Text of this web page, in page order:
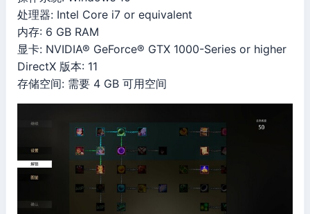
处理器: Intel Core i7 or equivalent
内存: 6 GB RAM
显卡: NVIDIA® GeForce® GTX 1000-Series or higher
DirectX 版本: 11
存储空间: 需要 4 GB 可用空间